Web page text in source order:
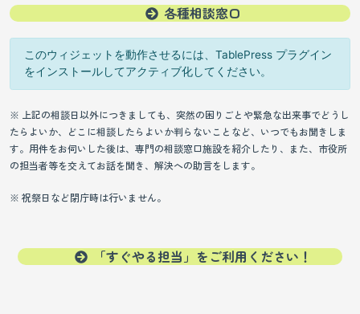
各種相談窓口
このウィジェットを動作させるには、TablePress プラグイン
をインストールしてアクティブ化してください。
※ 上記の相談日以外につきましても、突然の困りごとや緊急な出来事でどうし
たらよいか、どこに相談したらよいか判らないことなど、いつでもお聞きしま
す。用件をお伺いした後は、専門の相談窓口施設を紹介したり、また、市役所
の担当者等を交えてお話を聞き、解決への助言をします。
※ 祝祭日など閉庁時は行いません。
「すぐやる担当」をご利用ください！